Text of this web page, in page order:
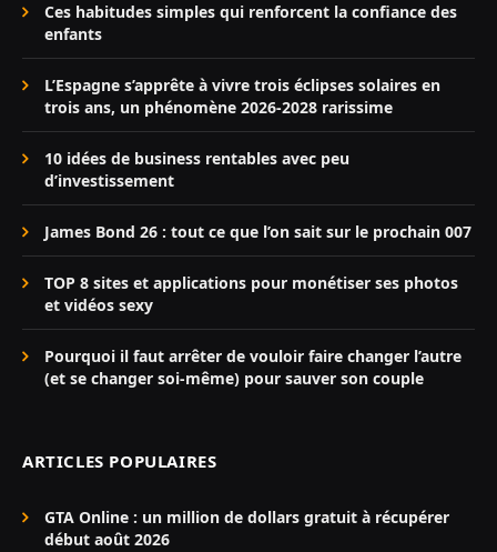
Ces habitudes simples qui renforcent la confiance des
enfants
L’Espagne s’apprête à vivre trois éclipses solaires en
trois ans, un phénomène 2026-2028 rarissime
10 idées de business rentables avec peu
d’investissement
James Bond 26 : tout ce que l’on sait sur le prochain 007
TOP 8 sites et applications pour monétiser ses photos
et vidéos sexy
Pourquoi il faut arrêter de vouloir faire changer l’autre
(et se changer soi-même) pour sauver son couple
ARTICLES POPULAIRES
GTA Online : un million de dollars gratuit à récupérer
début août 2026